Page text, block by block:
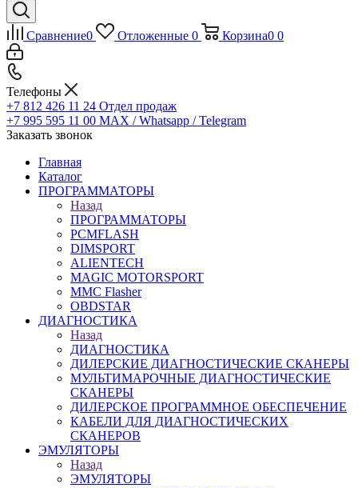
Сравнение0 Отложенные 0 Корзина0 0
Телефоны
+7 812 426 11 24 Отдел продаж
+7 995 595 11 00 MAX / Whatsapp / Telegram
Заказать звонок
Главная
Каталог
ПРОГРАММАТОРЫ
Назад
ПРОГРАММАТОРЫ
PCMFLASH
DIMSPORT
ALIENTECH
MAGIC MOTORSPORT
MMC Flasher
OBDSTAR
ДИАГНОСТИКА
Назад
ДИАГНОСТИКА
ДИЛЕРСКИЕ ДИАГНОСТИЧЕСКИЕ СКАНЕРЫ
МУЛЬТИМАРОЧНЫЕ ДИАГНОСТИЧЕСКИЕ
СКАНЕРЫ
ДИЛЕРСКОЕ ПРОГРАММНОЕ ОБЕСПЕЧЕНИЕ
КАБЕЛИ ДЛЯ ДИАГНОСТИЧЕСКИХ
СКАНЕРОВ
ЭМУЛЯТОРЫ
Назад
ЭМУЛЯТОРЫ